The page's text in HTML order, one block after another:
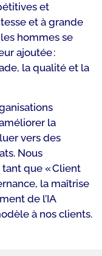
et
et à grande
hommes se
ajoutée :
la qualité et la
la
vers des
Nous
tant que « Client
la maîtrise
de l’IA
à nos clients.